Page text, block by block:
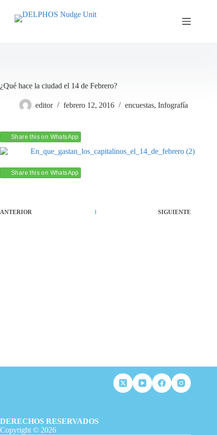
contenido
¿Qué hace la ciudad el 14 de Febrero?
editor febrero 12, 2016 encuestas, Infografía
Share this on WhatsApp
Share this on WhatsApp
ANTERIOR SIGUIENTE
DERECHOS RESERVADOS
Copyright © 2026